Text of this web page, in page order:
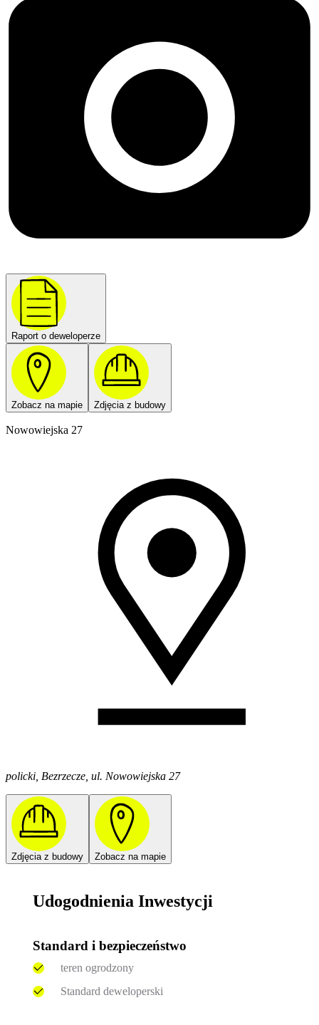
Raport o deweloperze
Zobacz na mapie Zdjęcia z budowy
Nowowiejska 27
policki, Bezrzecze, ul. Nowowiejska 27
Zdjęcia z budowy Zobacz na mapie
Udogodnienia Inwestycji
Standard i bezpieczeństwo
teren ogrodzony
Standard deweloperski